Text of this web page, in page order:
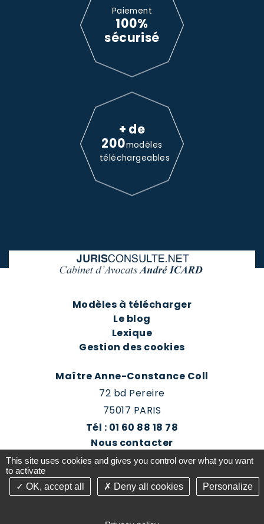
Paiement
100%
sécurisé
+ de
200modèles
téléchargeables
Modèles à télécharger
Le blog
Lexique
Gestion des cookies
Maître Anne-Constance Coll
72 bd Pereire
75017 PARIS
Tél : 01 60 88 18 78
Nous contacter
Prendre rendez-vous
This site uses cookies and gives you control over what you want
to activate
OK, accept all
Deny all cookies Personalize